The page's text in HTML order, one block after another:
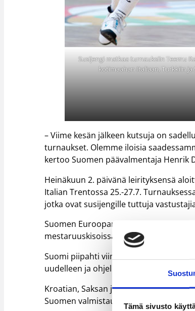
Tämä sivusto
Susijengi matkaa turnauksiin Teemu
kotimaahan Italiaan, Turkkiin ja
– Viime kesän jälkeen kutsuja on
turnaukset. Olemme iloisia
kertoo Suomen päävalmentaja Henrik
Heinäkuun 2. päivänä leirityksensä
Italian Trentossa 25.-27.7.
jotka ovat susijengille tuttuja
Suomen Euroopan-kiertue jatkuu 2.-
mestaruuskisoissa vain yhden ottelun
Suomi piipahti viime kesänä
uudelleen ja ohjelmassa on 11.-12.8.
Kroatian, Saksan ja Turkin
Suomen valmistautumista.